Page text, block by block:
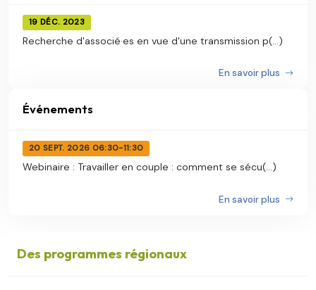
19 DÉC. 2023
Recherche d'associé·es en vue d'une transmission p(...)
En savoir plus
Événements
20 SEPT. 2026 06:30-11:30
Webinaire : Travailler en couple : comment se sécu(...)
En savoir plus
Des programmes régionaux